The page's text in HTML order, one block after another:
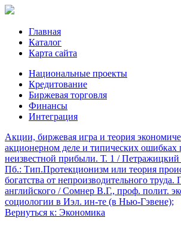
Главная
Каталог
Карта сайта
Национальные проекты
Кредитование
Биржевая торговля
Финансы
Интеграция
Акции, биржевая игра и теория
акционерном деле и типических ошибках
неизвестной прибыли. Т. 1 /
Пб.: Тип.Протекционизм или теория
богатства от непроизводительного труда.
английского / Сомнер В.Г., проф. полит.
социологии в Иэл. ин-те (в Нью-Гэвене);
Вернуться к: Экономика